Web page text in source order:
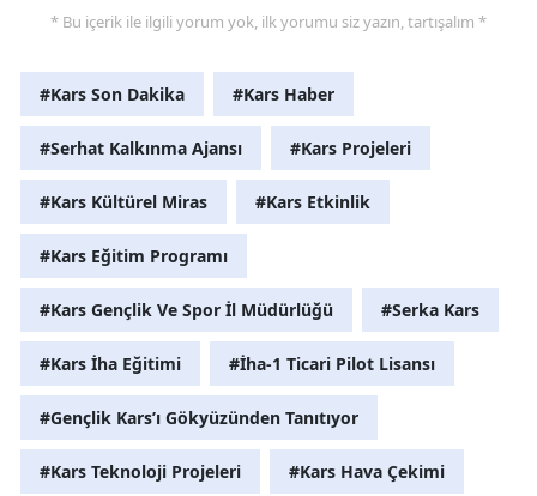
Bayburt
Batman
Şırnak
Bartın
Ardahan
* Bu içerik ile ilgili yorum yok, ilk yorumu siz yazın, tartışalım *
#Kars Son Dakika #Kars Haber
#Serhat Kalkınma Ajansı #Kars Projeleri
#Kars Kültürel Miras #Kars Etkinlik
#Kars Eğitim Programı
#Kars Gençlik Ve Spor İl Müdürlüğü #Serka Kars
#Kars İha Eğitimi #İha-1 Ticari Pilot Lisansı
#Gençlik Kars’ı Gökyüzünden Tanıtıyor
#Kars Teknoloji Projeleri #Kars Hava Çekimi